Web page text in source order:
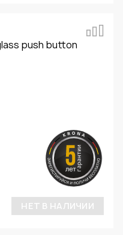
НЕТ В НАЛИЧИИ